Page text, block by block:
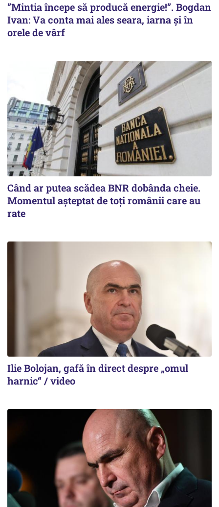
”Mintia începe să producă energie!”. Bogdan
Ivan: Va conta mai ales seara, iarna și în
orele de vârf
Când ar putea scădea BNR dobânda cheie.
Momentul aşteptat de toţi românii care au
rate
Ilie Bolojan, gafă în direct despre „omul
harnic“ / video